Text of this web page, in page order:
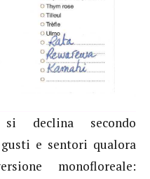
declina secondo
e sentori qualora
monofloreale: